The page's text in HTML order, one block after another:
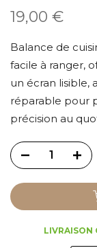
19,00 €
Balance de
facile à ranger,
un écran lisible,
réparable pour
précision au
LIVRAISON